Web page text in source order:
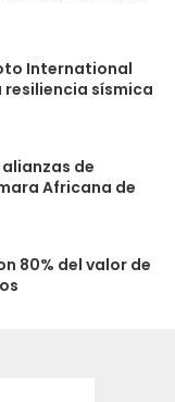
International
sísmica
de
Africana de
80% del valor de